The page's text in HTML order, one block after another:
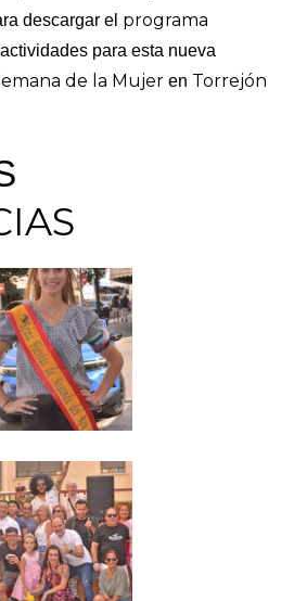
descargar el programa
para esta nueva
de la Mujeren Torrejón